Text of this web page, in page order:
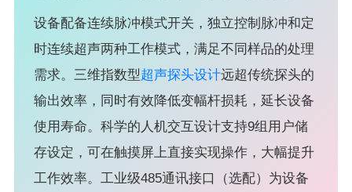
设备配备连续脉冲模式开关，独立控制脉冲和定
时连续超声两种工作模式，满足不同样品的处理
需求。三维指数型超声探头设计远超传统探头的
输出效率，同时有效降低变幅杆损耗，延长设备
使用寿命。科学的人机交互设计支持9组用户储
存设定，可在触摸屏上直接实现操作，大幅提升
工作效率。工业级485通讯接口（选配）为设备